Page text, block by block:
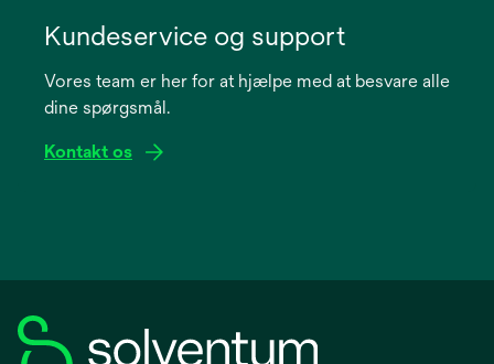
new
Kundeservice og support
Vores team er her for at hjælpe med at besvare alle
dine spørgsmål.
Kontakt os